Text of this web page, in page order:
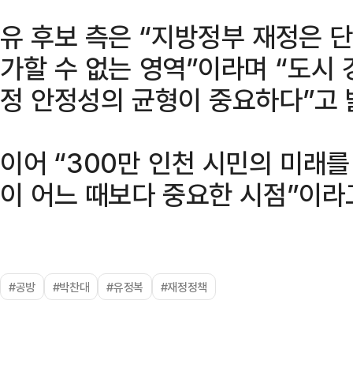
유 후보 측은 “지방정부 재정은
가할 수 없는 영역”이라며 “도시
정 안정성의 균형이 중요하다”고
이어 “300만 인천 시민의 미래
이 어느 때보다 중요한 시점”이
#공방 #박찬대 #유정복 #재정정책